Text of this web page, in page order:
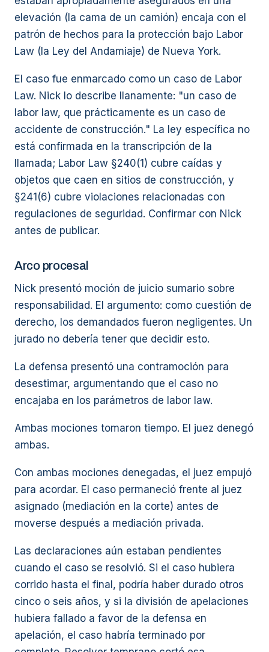
elevación (la cama de un camión) encaja con el
patrón de hechos para la protección bajo Labor
Law (la Ley del Andamiaje) de Nueva York.
El caso fue enmarcado como un caso de Labor
Law. Nick lo describe llanamente: "un caso de
labor law, que prácticamente es un caso de
accidente de construcción." La ley específica no
está confirmada en la transcripción de la
llamada; Labor Law §240(1) cubre caídas y
objetos que caen en sitios de construcción, y
§241(6) cubre violaciones relacionadas con
regulaciones de seguridad. Confirmar con Nick
antes de publicar.
Arco procesal
Nick presentó moción de juicio sumario sobre
responsabilidad. El argumento: como cuestión de
derecho, los demandados fueron negligentes. Un
jurado no debería tener que decidir esto.
La defensa presentó una contramoción para
desestimar, argumentando que el caso no
encajaba en los parámetros de labor law.
Ambas mociones tomaron tiempo. El juez denegó
ambas.
Con ambas mociones denegadas, el juez empujó
para acordar. El caso permaneció frente al juez
asignado (mediación en la corte) antes de
moverse después a mediación privada.
Las declaraciones aún estaban pendientes
cuando el caso se resolvió. Si el caso hubiera
corrido hasta el final, podría haber durado otros
cinco o seis años, y si la división de apelaciones
hubiera fallado a favor de la defensa en
apelación, el caso habría terminado por